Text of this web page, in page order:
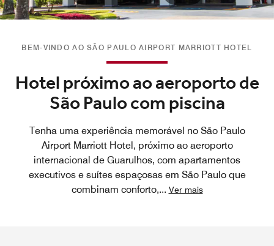
BEM-VINDO AO SÃO PAULO AIRPORT MARRIOTT HOTEL
Hotel próximo ao aeroporto de
São Paulo com piscina
Tenha uma experiência memorável no São Paulo
Airport Marriott Hotel, próximo ao aeroporto
internacional de Guarulhos, com apartamentos
executivos e suítes espaçosas em São Paulo que
combinam conforto,... Ver mais